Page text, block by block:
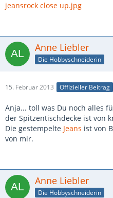
jeansrock close up.jpg
Anne Liebler
Die Hobbyschneiderin
15. Februar 2013 Offizieller Beitrag
Anja... toll was Du noch alles
der Spitzentischdecke ist von
Die gestempelte Jeans ist von
von mir.
Anne Liebler
Die Hobbyschneiderin